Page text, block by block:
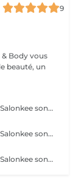
9
beauté, un
Veuillez prendre note que les prix indiqués sur Salonkee sont communiqués à titre informatif et s'entendent de base. Ces derniers sont susceptibles de varier selon le diagnostic réalisé à votre arrivée au salon et l'expertise du professionnel à qui vous confiez votre beauté. Dans tous les cas, un devis précis vous sera proposé et toutes réalisations de prestations seront effectuées avec votre accord. Un grand merci d'avance pour votre compréhension. Au plaisir de vous recevoir très vite.
Veuillez prendre note que les prix indiqués sur Salonkee sont communiqués à titre informatif et s'entendent de base. Ces derniers sont susceptibles de varier selon le diagnostic réalisé à votre arrivée au salon et l'expertise du professionnel à qui vous confiez votre beauté. Dans tous les cas, un devis précis vous sera proposé et toutes réalisations de prestations seront effectuées avec votre accord. Un grand merci d'avance pour votre compréhension. Au plaisir de vous recevoir très vite.
Veuillez prendre note que les prix indiqués sur Salonkee sont communiqués à titre informatif et s'entendent de base. Ces derniers sont susceptibles de varier selon le diagnostic réalisé à votre arrivée au salon et l'expertise du professionnel à qui vous confiez votre beauté. Dans tous les cas, un devis précis vous sera proposé et toutes réalisations de prestations seront effectuées avec votre accord. Un grand merci d'avance pour votre compréhension. Au plaisir de vous recevoir très vite.